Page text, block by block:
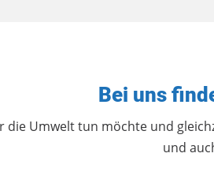
Bei uns
die Umwelt tun möchte und
und